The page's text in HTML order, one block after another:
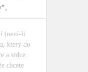
(není-li
který do
a srdce.
chcete